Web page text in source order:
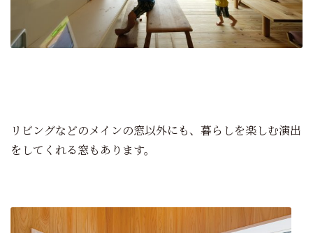
リビングなどのメインの窓以外にも、暮らしを楽しむ演出
をしてくれる窓もあります。